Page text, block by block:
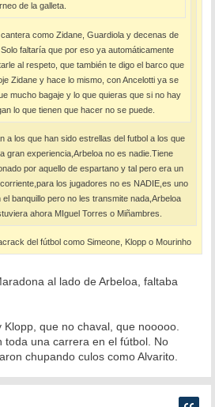
de la galleta.
como Zidane, Guardiola y decenas de
faltaría que por eso ya automáticamente
al respeto, que también te digo el barco que
Zidane y hace lo mismo, con Ancelotti ya se
mucho bagaje y lo que quieras que si no hay
lo que tienen que hacer no se puede.
a los que han sido estrellas del futbol a los que
gran experiencia,Arbeloa no es nadie.Tiene
por aquello de espartano y tal pero era un
los jugadores no es NADIE,es uno
banquillo pero no les transmite nada,Arbeloa
ahora MIguel Torres o Miñambres.
del fútbol como Simeone, Klopp o Mourinho
al lado de Arbeloa, faltaba
que no chaval, que nooooo.
toda una carrera en el fútbol. No
chupando culos como Alvarito.